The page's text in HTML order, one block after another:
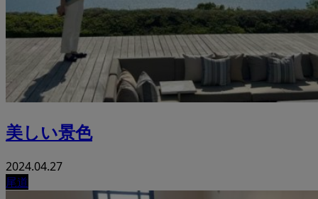
美しい景色
2024.04.27
尾道